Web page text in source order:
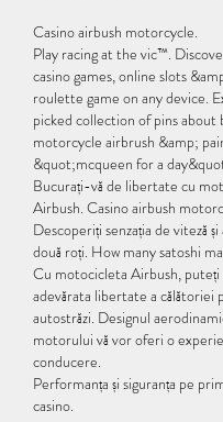
Casino airbush motorcycle.
Play racing at the vic™.
casino games, online slots
roulette game on any device.
picked collection of pins about
motorcycle airbrush &amp;
&quot;mcqueen for a
Bucurați-vă de libertate cu
Airbush. Casino airbush
Descoperiți senzația de viteză
două roți. How many satoshi
Cu motocicleta Airbush,
adevărata libertate a călătoriei
autostrăzi. Designul
motorului vă vor oferi o
conducere.
Performanța și siguranța pe
casino.